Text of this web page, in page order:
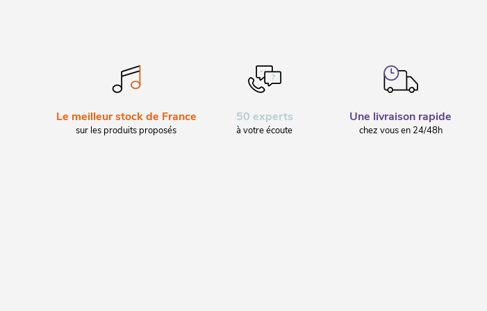
Le meilleur stock de France
sur les produits proposés
50 experts
à votre écoute
Une livraison rapide
chez vous en 24/48h